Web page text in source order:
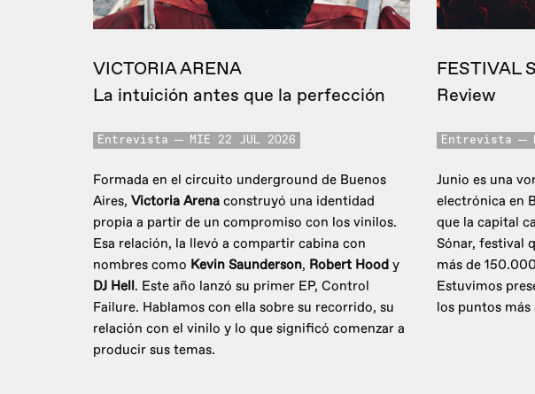
VICTORIA ARENA
La intuición antes que la perfección
Entrevista MIE 22 JUL 2026
Formada en el circuito underground de Buenos
Aires, Victoria Arena construyó una identidad
propia a partir de un compromiso con los vinilos.
Esa relación, la llevó a compartir cabina con
nombres como Kevin Saunderson, Robert Hood y
DJ Hell. Este año lanzó su primer EP, Control
Failure. Hablamos con ella sobre su recorrido, su
relación con el vinilo y lo que significó comenzar a
producir sus temas.
FESTIVAL
Review
Entrevista
Junio es una
electrónica en
que la capital
Sónar, festival
más de
Estuvimos
los puntos